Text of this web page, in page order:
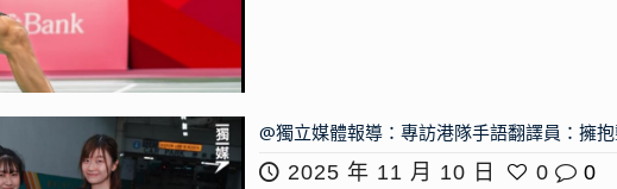
@獨立媒體報導：專訪港隊手語翻譯員：擁
2025 年 11 月 10 日
0
0